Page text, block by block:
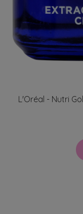
L'Oréal - Nutri